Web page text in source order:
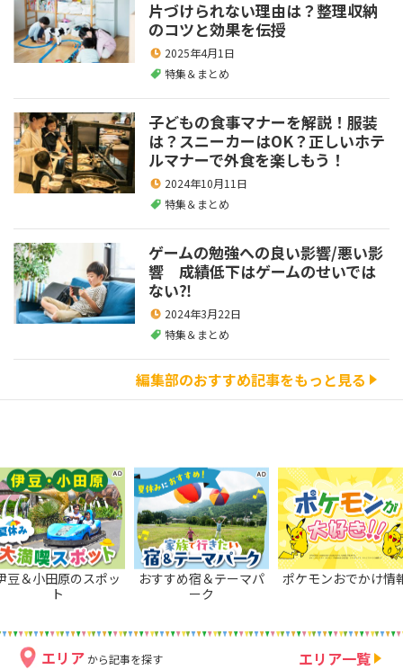
片づけられない理由は？整理収納
のコツと効果を伝授
2025年4月1日
特集＆まとめ
子どもの食事マナーを解説！服装
は？スニーカーはOK？正しいホテ
ルマナーで外食を楽しもう！
2024年10月11日
特集＆まとめ
ゲームの勉強への良い影響/悪い影
響 成績低下はゲームのせいでは
ない⁈
2024年3月22日
特集＆まとめ
編集部のおすすめ記事をもっと見る
豆＆小田原のスポッ
ト
おすすめ宿＆テーマパ
ーク
ポケモンおでかけ情
エリア から記事を探す エリア一覧